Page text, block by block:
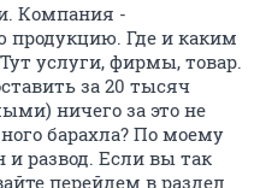
Компания -
продукцию. Где и каким
услуги, фирмы, товар.
за 20 тысяч
ничего за это не
барахла? По моему
и развод. Если вы так
перейдем в раздел